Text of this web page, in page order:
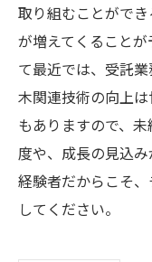
取り組むことがで
が増えてくること
て最近では、受託
木関連技術の向上
もありますので、
度や、成長の見込
経験者だからこそ
してください。